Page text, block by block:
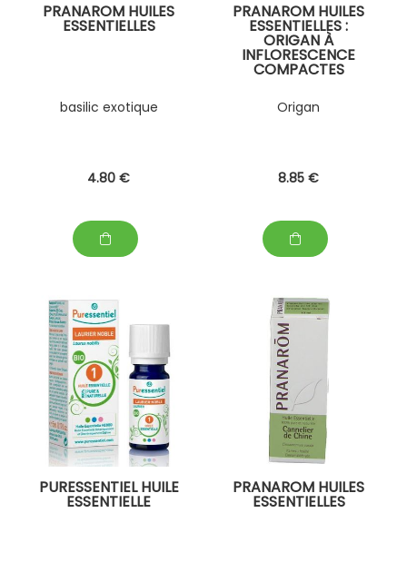
PRANAROM HUILES
ESSENTIELLES
basilic exotique
4.80 €
PRANAROM HUILES
ESSENTIELLES :
ORIGAN À
INFLORESCENCE
COMPACTES
Origan
8.85 €
PURESSENTIEL HUILE
ESSENTIELLE
PRANAROM HUILES
ESSENTIELLES